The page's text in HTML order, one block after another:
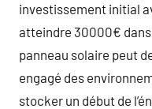
investissement initial
atteindre 30000€
panneau solaire peut
engagé des
stocker un début de